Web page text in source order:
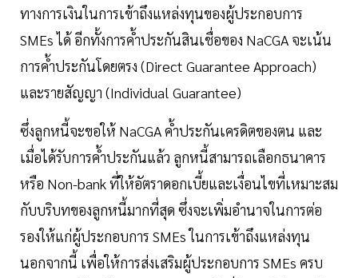
ทางการเงินในการเข้าถึงแหล่งทุนของผู้ประกอบการ
SMEs ได้ อีกทั้งการค้ำประกันสินเชื่อของ NaCGA จะเน้น
การค้ำประกันโดยตรง (Direct Guarantee Approach)
และรายสัญญา (Individual Guarantee)
ซึ่งลูกหนี้จะขอให้ NaCGA ค้ำประกันเครดิตของตน และ
เมื่อได้รับการค้ำประกันแล้ว ลูกหนี้สามารถเลือกธนาคาร
หรือ Non-bank ที่ให้อัตราดอกเบี้ยและเงื่อนไขที่เหมาะสม
กับบริบทของลูกหนี้มากที่สุด ซึ่งจะเพิ่มอำนาจในการต่อ
รองให้แก่ผู้ประกอบการ SMEs ในการเข้าถึงแหล่งทุน
นอกจากนี้ เพื่อให้การส่งเสริมผู้ประกอบการ SMEs ครบ